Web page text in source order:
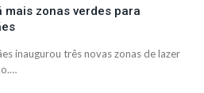
mais zonas verdes para
inaugurou três novas zonas de lazer